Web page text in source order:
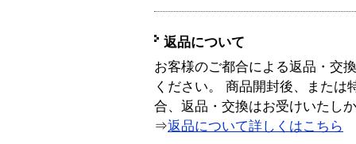
返品について
お客様のご都合による返品・交
ください。 商品開封後、または
合、返品・交換はお受けいたし
⇒返品について詳しくはこちら